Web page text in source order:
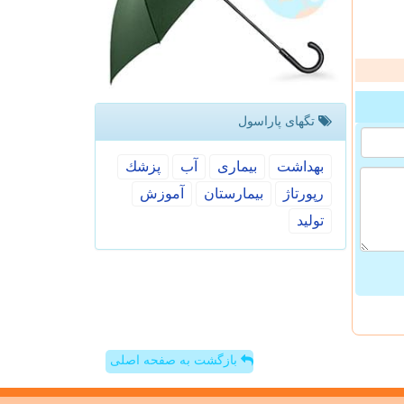
تگهای پاراسول
بهداشت بیماری آب
پزشك
رپورتاژ
بیمارستان
آموزش
تولید
بازگشت به صفحه اصلی